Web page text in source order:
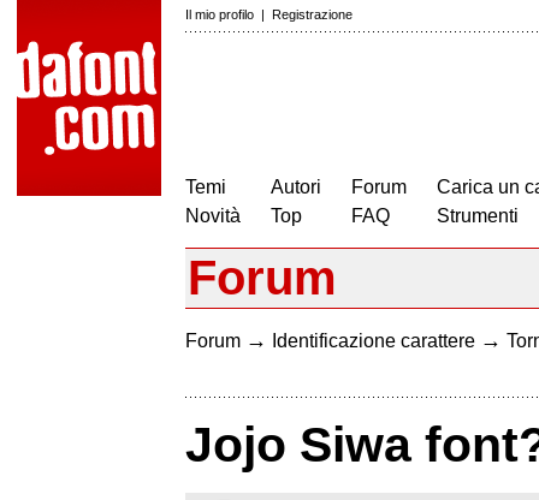
Il mio profilo | Registrazione
Temi
Novità
Autori
Top
Forum
FAQ
Carica un
Strumenti
Forum
Forum → Identificazione carattere →
Jojo Siwa